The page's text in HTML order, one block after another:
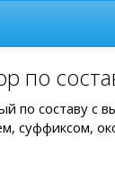
по
по составу
суффиксом,